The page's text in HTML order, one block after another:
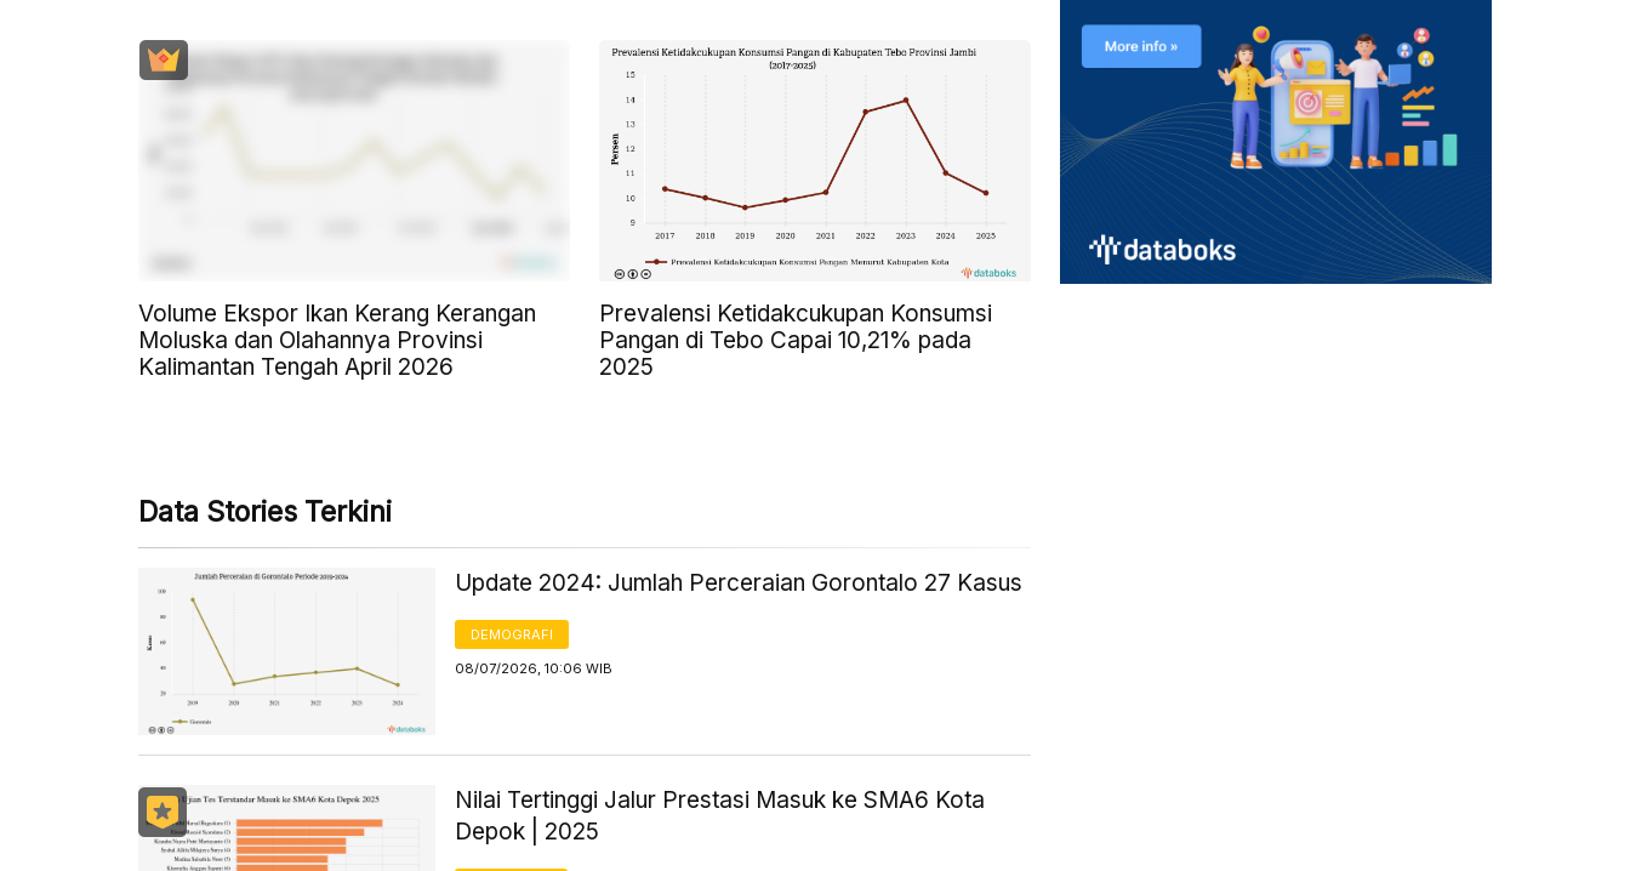
Volume Ekspor Ikan Kerang Kerangan
Moluska dan Olahannya Provinsi
Kalimantan Tengah April 2026
Prevalensi Ketidakcukupan Konsumsi
Pangan di Tebo Capai 10,21% pada
2025
Data Stories Terkini
Update 2024: Jumlah Perceraian Gorontalo 27 Kasus
DEMOGRAFI
08/07/2026, 10:06 WIB
Nilai Tertinggi Jalur Prestasi Masuk ke SMA6 Kota
Depok | 2025